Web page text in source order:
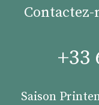
+33
Saison